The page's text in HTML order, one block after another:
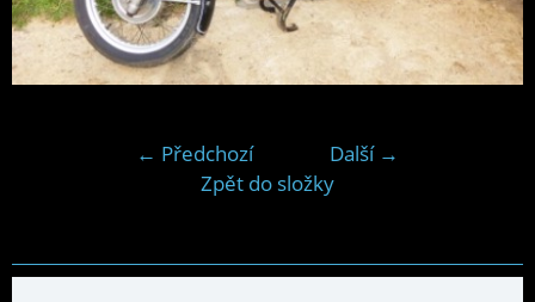
← Předchozí
Další →
Zpět do složky